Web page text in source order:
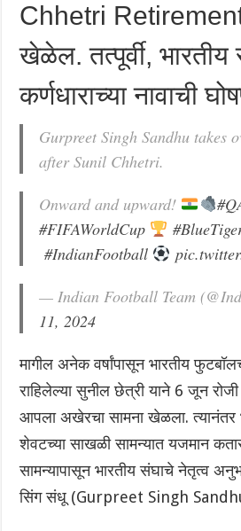
Chhetri Retirement)
खेळेल. तत्पूर्वी, भारतीय
कर्णधाराच्या नावाची
Gurpreet Singh Sandhu takes
after Sunil Chhetri.
Onward and upward!
#FIFAWorldCup
#IndianFootball
— Indian Football Team
11, 2024
मागील अनेक वर्षांपासून भारतीय
राहिलेल्या सुनील छेत्री याने 6 जून
आपला अखेरचा सामना खेळला.
शेवटच्या साखळी सामन्यात यजमान
सामन्यापासून भारतीय संघाचे नेतृत्व
सिंग संधू (Gurpreet Singh